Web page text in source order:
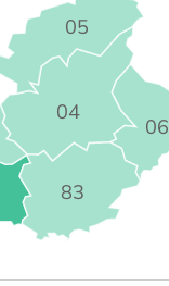
04
05
06
83